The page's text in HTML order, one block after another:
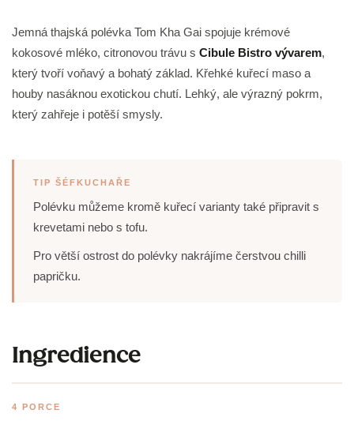
Jemná thajská polévka Tom Kha Gai spojuje krémové
kokosové mléko, citronovou trávu s Cibule Bistro vývarem,
který tvoří voňavý a bohatý základ. Křehké kuřecí maso a
houby nasáknou exotickou chutí. Lehký, ale výrazný pokrm,
který zahřeje i potěší smysly.
TIP ŠÉFKUCHAŘE
Polévku můžeme kromě kuřecí varianty také připravit s
krevetami nebo s tofu.
Pro větší ostrost do polévky nakrájíme čerstvou chilli
papričku.
Ingredience
4 PORCE